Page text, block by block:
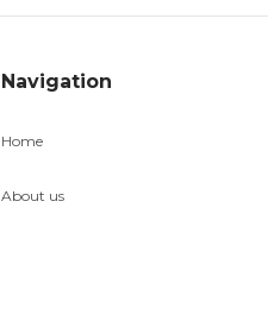
Navigation
Home
About us